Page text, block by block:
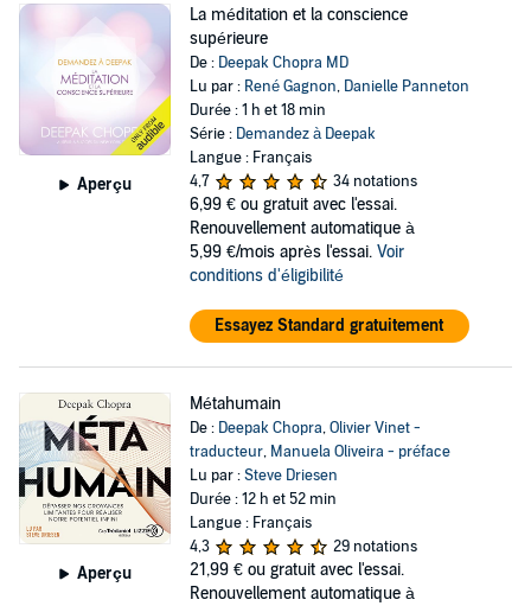
Aperçu
La méditation et la conscience
supérieure
De : Deepak Chopra MD
Lu par : René Gagnon, Danielle Panneton
Durée : 1 h et 18 min
Série : Demandez à Deepak
Langue : Français
4,7
34 notations
6,99 € ou gratuit avec l'essai.
Renouvellement automatique à
5,99 €/mois après l'essai. Voir
conditions d'éligibilité
Essayez Standard gratuitement
Aperçu
Métahumain
De : Deepak Chopra,Olivier Vinet -
traducteur, Manuela Oliveira - préface
Lu par :Steve Driesen
Durée : 12 h et 52 min
Langue : Français
4,3
29 notations
21,99 € ou gratuit avec l'essai.
Renouvellement automatique à